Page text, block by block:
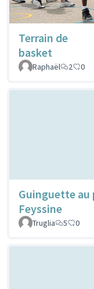
Terrain de
basket
Raphaël
2 0
Guinguette au
Feyssine
Truglia
5 0